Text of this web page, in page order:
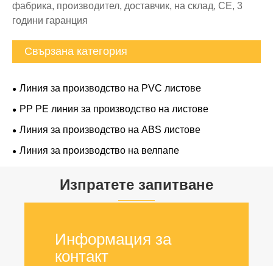
фабрика, производител, доставчик, на склад, CE, 3
години гаранция
Свързана категория
Линия за производство на PVC листове
PP PE линия за производство на листове
Линия за производство на ABS листове
Линия за производство на велпапе
Изпратете запитване
Информация за
контакт